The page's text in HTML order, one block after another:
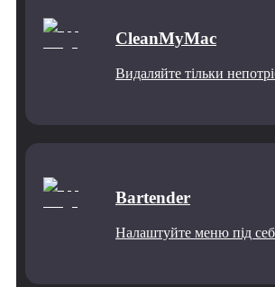
CleanMyMac
Видаляйте тільки
Bartender
Налаштуйте меню під